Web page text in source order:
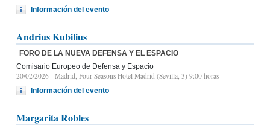
Información del evento
Andrius Kubilius
FORO DE LA NUEVA DEFENSA Y EL ESPACIO
Comisario Europeo de Defensa y Espacio
20/02/2026 - Madrid, Four Seasons Hotel Madrid (Sevilla, 3) 9:00 horas
Información del evento
Margarita Robles